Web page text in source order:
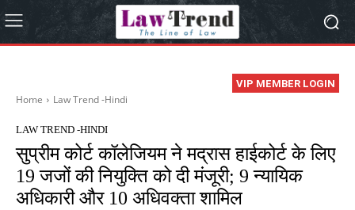
VIP MEMBER LOGIN
Home Law Trend -Hindi
LAW TREND -HINDI
सुप्रीम कोर्ट कॉलेजियम ने मद्रास हाईकोर्ट के लिए
19 जजों की नियुक्ति को दी मंजूरी; 9 न्यायिक
अधिकारी और 10 अधिवक्ता शामिल